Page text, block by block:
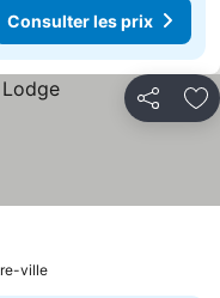
Consulter les prix
Partager
ville